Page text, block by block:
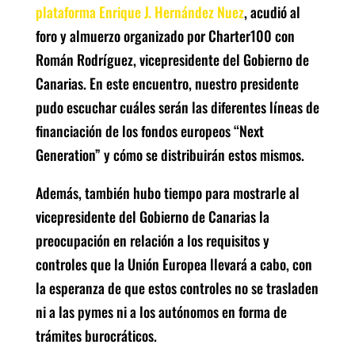
plataforma Enrique J. Hernández Nuez, acudió al
foro y almuerzo organizado por Charter100 con
Román Rodríguez, vicepresidente del Gobierno de
Canarias. En este encuentro, nuestro presidente
pudo escuchar cuáles serán las diferentes líneas de
financiación de los fondos europeos “Next
Generation” y cómo se distribuirán estos mismos.
Además, también hubo tiempo para mostrarle al
vicepresidente del Gobierno de Canarias la
preocupación en relación a los requisitos y
controles que la Unión Europea llevará a cabo, con
la esperanza de que estos controles no se trasladen
ni a las pymes ni a los autónomos en forma de
trámites burocráticos.